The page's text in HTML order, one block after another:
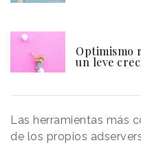
Optimismo
un leve
Las herramientas más
de los propios